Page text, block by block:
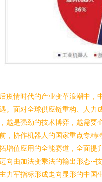
疫情时代的产业变革浪潮中，
。面对全球供应链重构、人力
越是强劲的技术博弈，越需要
，协作机器人的国家重点专精
增值应用的全能赛道，全面提
向由加法变乘法的输出形态--
力军指标形成走向显形的中国